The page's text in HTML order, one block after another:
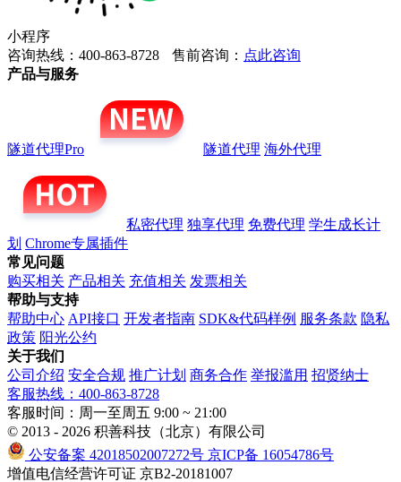
小程序
咨询热线：400-863-8728
售前咨询： 点此咨询
产品与服务
隧道代理Pro 隧道代理 海外代理
私密代理 独享代理 免费代理 学生成长计
划 Chrome专属插件
常见问题
购买相关 产品相关 充值相关 发票相关
帮助与支持
帮助中心 API接口 开发者指南 SDK&代码样例 服务条款 隐私
政策 阳光公约
关于我们
公司介绍 安全合规 推广计划 商务合作 举报滥用 招贤纳士
客服热线：400-863-8728
客服时间：周一至周五 9:00 ~ 21:00
© 2013 - 2026 积善科技（北京）有限公司
公安备案 42018502007272号 京ICP备 16054786号
增值电信经营许可证 京B2-20181007